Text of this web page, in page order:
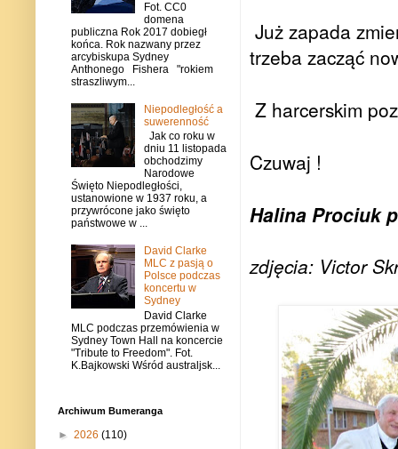
Już zapada
trzeba zacząć
Z harcerskim
Czuwaj !
Halina Prociuk
zdjęcia: Victor
Fot. CC0
domena
publiczna Rok 2017 dobiegł
końca. Rok nazwany przez
arcybiskupa Sydney
Anthonego Fishera "rokiem
straszliwym...
Niepodległość a
suwerenność
Jak co roku w
dniu 11 listopada
obchodzimy
Narodowe
Święto Niepodległości,
ustanowione w 1937 roku, a
przywrócone jako święto
państwowe w ...
David Clarke
MLC z pasją o
Polsce podczas
koncertu w
Sydney
David Clarke
MLC podczas przemówienia w
Sydney Town Hall na koncercie
"Tribute to Freedom". Fot.
K.Bajkowski Wśród australjsk...
Archiwum Bumeranga
► 2026 (110)